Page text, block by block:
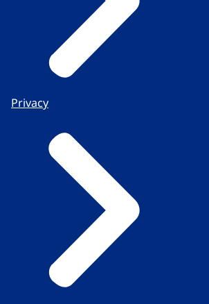
Privacy